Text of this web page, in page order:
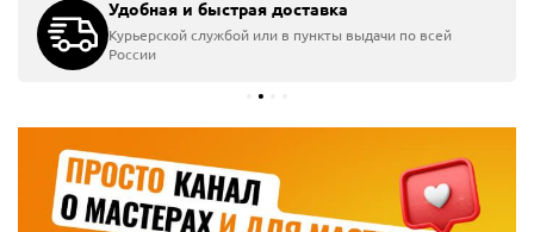
Удобная и быстрая доставка
Курьерской службой или в пункты выдачи по всей
России